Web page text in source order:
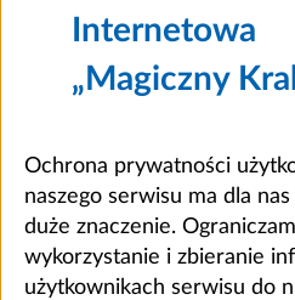
Internetowa
„Magiczny
Ochrona prywatności
naszego serwisu ma dla
duże znaczenie.
wykorzystanie i zbieranie
użytkownikach serwisu do